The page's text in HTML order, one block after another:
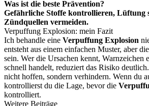
Was ist die beste Prävention?
Gefährliche Stoffe kontrollieren, Lüftung
Zündquellen vermeiden.
Verpuffung Explosion: mein Fazit
Ich behandle eine Verpuffung Explosion
entsteht aus einem einfachen Muster, aber
sein. Wer die Ursachen kennt, Warnzeichen
schnell handelt, reduziert das Risiko
nicht hoffen, sondern verhindern. Wenn du
kontrollierst du die Lage, bevor die
kontrolliert.
Weitere Beiträge